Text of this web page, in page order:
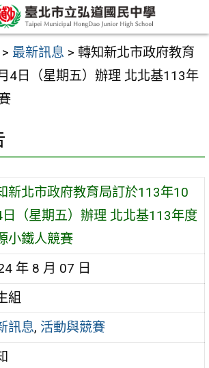
> 最新訊息 > 轉知新北市政府教育
4日（星期五）辦理 北北基113年
新北市政府教育局訂於113年10
日（星期五）辦理 北北基113年度
小鐵人競賽
年 8 月 07 日
組
訊息, 活動與競賽